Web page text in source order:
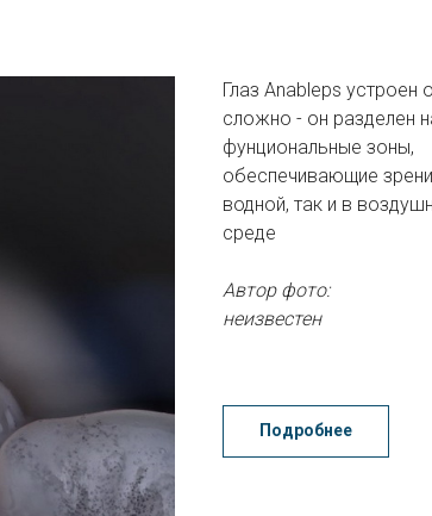
Глаз Anableps устроен
сложно - он разделен
фунциональные зоны,
обеспечивающие
водной, так и в
среде
Автор фото:
неизвестен
Подробнее